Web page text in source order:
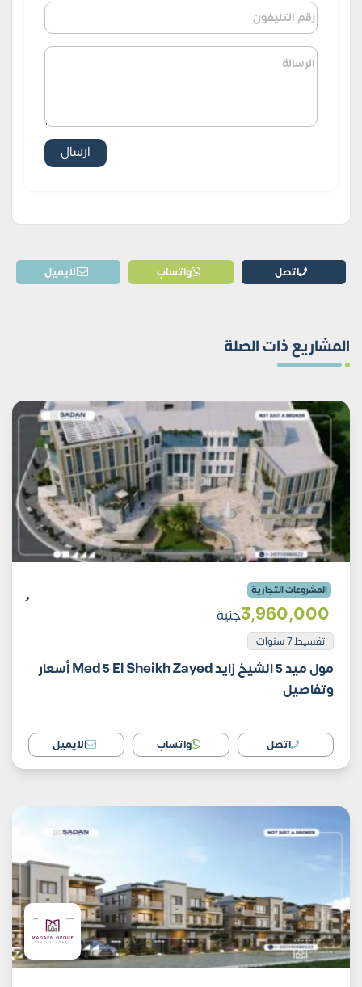
اتصل واتساب الايميل
المشاريع ذات الصلة
المشروعات التجارية
3٬960٬000جنية
تقسيط 7 سنوات
مول ميد 5 الشيخ زايد Med 5 El Sheikh Zayed أسعار
وتفاصيل
اتصل واتساب الايميل